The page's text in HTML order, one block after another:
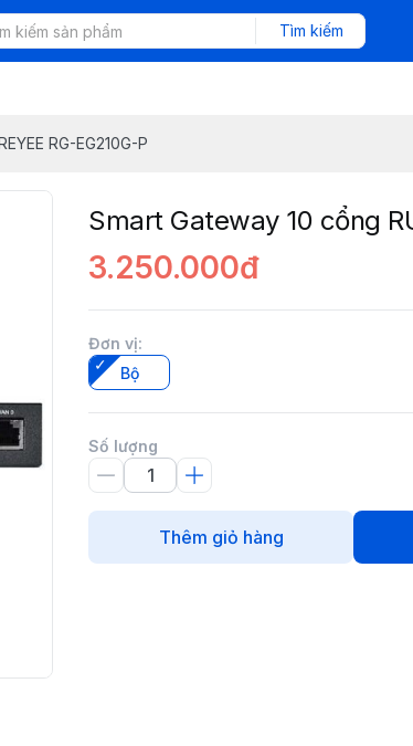
Tìm kiếm
RG-EG210G-P
Smart Gateway 10 cổng
3.250.000đ
Đơn vị:
Bộ
Số lượng
Thêm giỏ hàng